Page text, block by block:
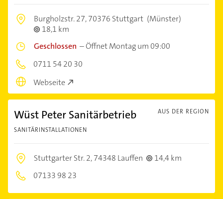
Burgholzstr. 27,70376 Stuttgart (Münster)
18,1 km
Geschlossen –Öffnet Montag um 09:00
0711 54 20 30
Webseite
AUS DER REGION
Wüst Peter Sanitärbetrieb
SANITÄRINSTALLATIONEN
Stuttgarter Str. 2,74348 Lauffen
14,4 km
07133 98 23